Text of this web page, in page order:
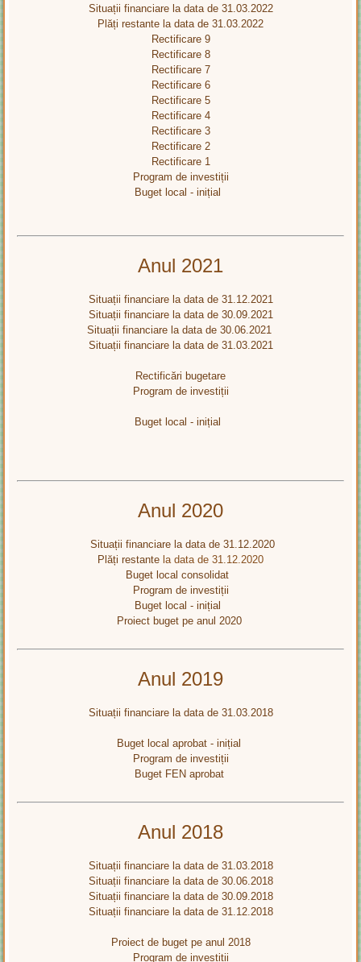
Situații financiare la data de 31.03.2022
Plăți restante la data de 31.03.2022
Rectificare 9
Rectificare 8
Rectificare 7
Rectificare 6
Rectificare 5
Rectificare 4
Rectificare 3
Rectificare 2
Rectificare 1
Program de investiții
Buget local - inițial
Anul 2021
Situații financiare la data de 31.12.2021
Situații financiare la data de 30.09.2021
Situații financiare la data de 30.06.2021
Situații financiare la data de 31.03.2021
Rectificări bugetare
Program de investiții
Buget local - inițial
Anul 2020
Situații financiare la data de 31.12.2020
Plăți restante la data de 31.12.2020
Buget local consolidat
Program de investiții
Buget local - inițial
Proiect buget pe anul 2020
Anul 2019
Situații financiare la data de 31.03.2018
Buget local aprobat - inițial
Program de investiții
Buget FEN aprobat
Anul 2018
Situații financiare la data de 31.03.2018
Situații financiare la data de 30.06.2018
Situații financiare la data de 30.09.2018
Situații financiare la data de 31.12.2018
Proiect de buget pe anul 2018
Program de investiții